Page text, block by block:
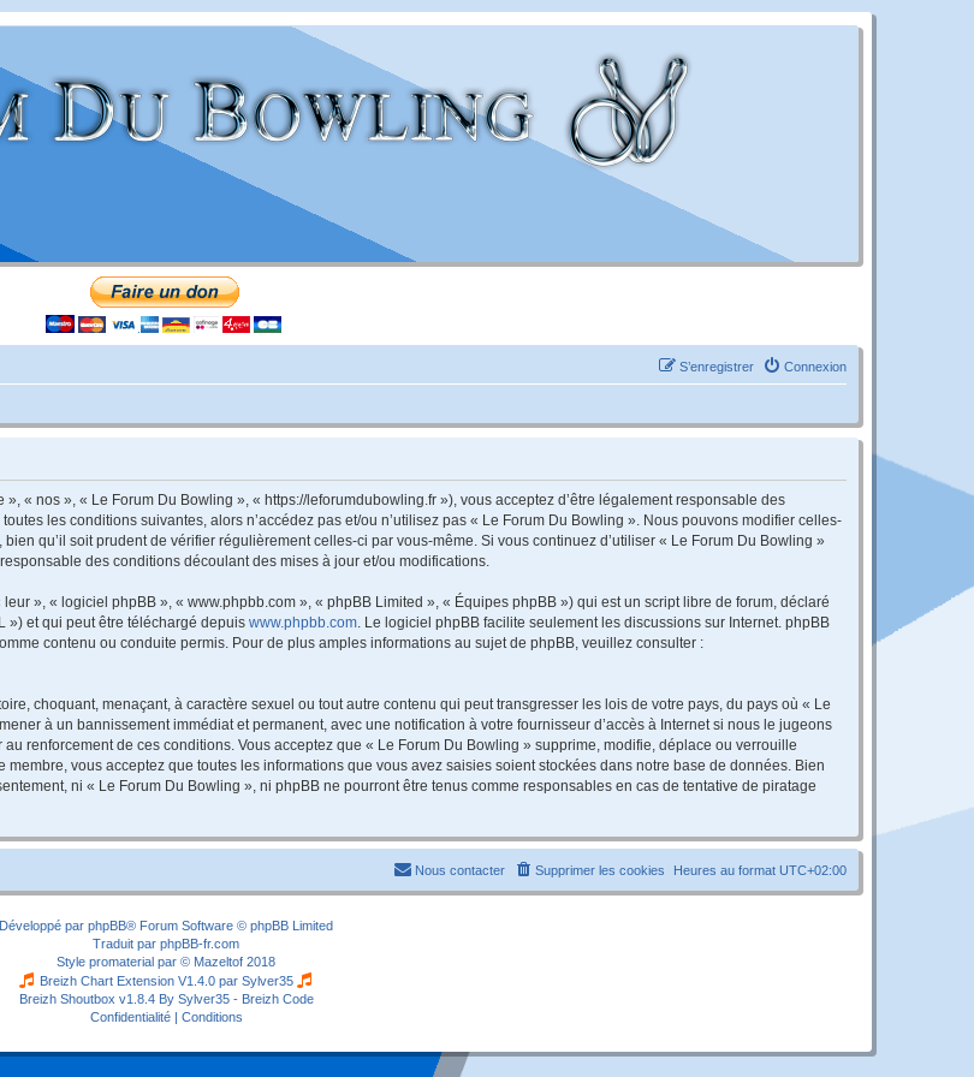
Connexion
S’enregistrer
« nos », « Le Forum Du Bowling », « https://leforumdubowling.fr »), vous acceptez d’être légalement responsable des
les conditions suivantes, alors n’accédez pas et/ou n’utilisez pas « Le Forum Du Bowling ». Nous pouvons modifier celles-
qu’il soit prudent de vérifier régulièrement celles-ci par vous-même. Si vous continuez d’utiliser « Le Forum Du Bowling »
des conditions découlant des mises à jour et/ou modifications.
», « logiciel phpBB », « www.phpbb.com », « phpBB Limited », « Équipes phpBB ») qui est un script libre de forum, déclaré
») et qui peut être téléchargé depuis www.phpbb.com . Le logiciel phpBB facilite seulement les discussions sur Internet. phpBB
contenu ou conduite permis. Pour de plus amples informations au sujet de phpBB, veuillez consulter :
choquant, menaçant, à caractère sexuel ou tout autre contenu qui peut transgresser les lois de votre pays, du pays où « Le
à un bannissement immédiat et permanent, avec une notification à votre fournisseur d’accès à Internet si nous le jugeons
renforcement de ces conditions. Vous acceptez que « Le Forum Du Bowling » supprime, modifie, déplace ou verrouille
vous acceptez que toutes les informations que vous avez saisies soient stockées dans notre base de données. Bien
ni « Le Forum Du Bowling », ni phpBB ne pourront être tenus comme responsables en cas de tentative de piratage
Heures au format UTC+02:00
Supprimer les cookies
Nous contacter
Développé par phpBB® Forum Software © phpBB Limited
Traduit par phpBB-fr.com
Style promaterial par © Mazeltof 2018
Breizh Chart Extension V1.4.0 par Sylver35
Breizh Shoutbox v1.8.4 By Sylver35 - Breizh Code
Confidentialité| Conditions